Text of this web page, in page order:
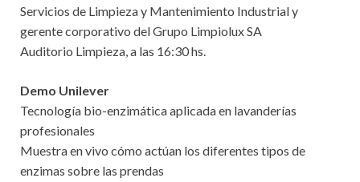
Servicios de Limpieza y Mantenimiento Industrial y
gerente corporativo del Grupo Limpiolux SA
Auditorio Limpieza, a las 16:30 hs.
Demo Unilever
Tecnología bio-enzimática aplicada en lavanderías
profesionales
Muestra en vivo cómo actúan los diferentes tipos de
enzimas sobre las prendas